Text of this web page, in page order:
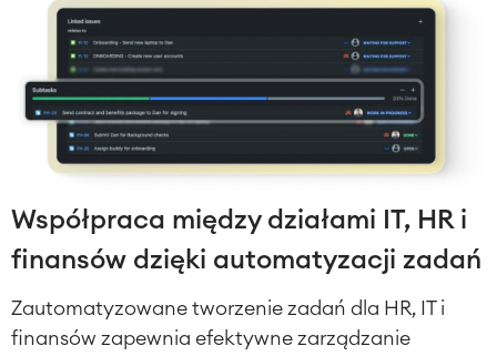
Współpraca między działami IT, HR i
finansów dzięki automatyzacji zadań
Zautomatyzowane tworzenie zadań dla HR, IT i
finansów zapewnia efektywne zarządzanie